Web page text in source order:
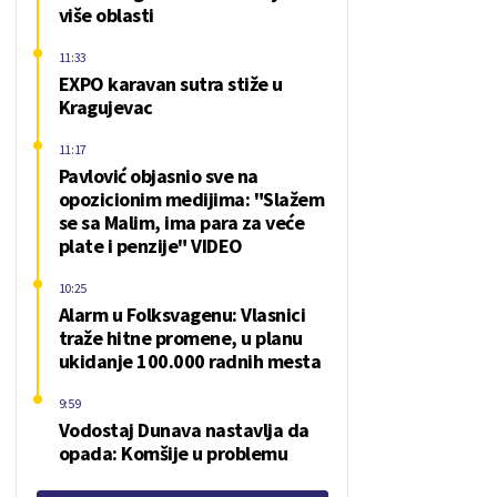
više oblasti
EXPO karavan sutra stiže u
Kragujevac
11:33
Pavlović objasnio sve na
opozicionim medijima: "Slažem
se sa Malim, ima para za veće
plate i penzije" VIDEO
11:17
Alarm u Folksvagenu: Vlasnici
traže hitne promene, u planu
ukidanje 100.000 radnih mesta
10:25
Vodostaj Dunava nastavlja da
opada: Komšije u problemu
9:59